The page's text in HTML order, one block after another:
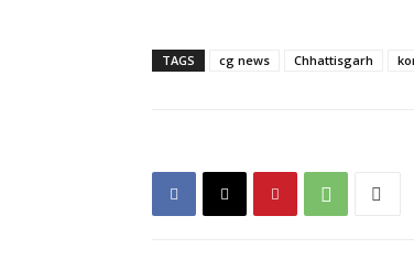
TAGS cg news Chhattisgarh